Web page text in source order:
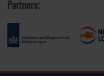
Partners: